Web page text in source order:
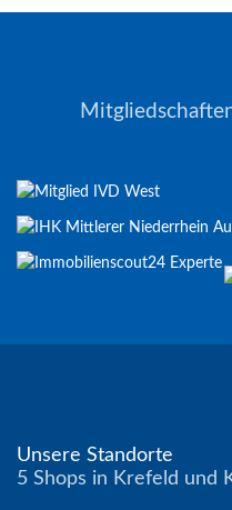
Unsere Standorte
5 Shops in Krefeld und